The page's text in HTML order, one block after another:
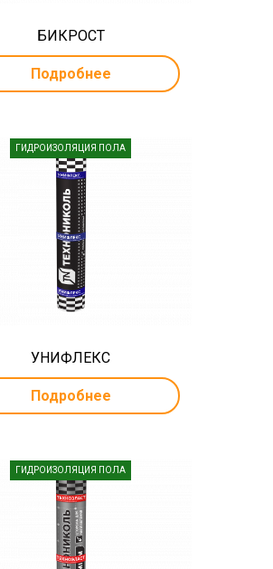
БИКРОСТ
Подробнее
ГИДРОИЗОЛЯЦИЯ ПОЛА
УНИФЛЕКС
Подробнее
ГИДРОИЗОЛЯЦИЯ ПОЛА